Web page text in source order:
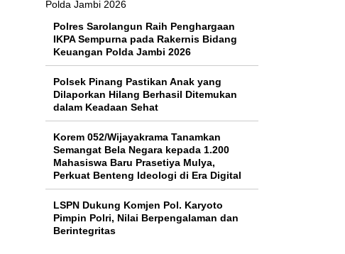
Polres Sarolangun Raih Penghargaan
IKPA Sempurna pada Rakernis Bidang
Keuangan Polda Jambi 2026
Polsek Pinang Pastikan Anak yang
Dilaporkan Hilang Berhasil Ditemukan
dalam Keadaan Sehat
Korem 052/Wijayakrama Tanamkan
Semangat Bela Negara kepada 1.200
Mahasiswa Baru Prasetiya Mulya,
Perkuat Benteng Ideologi di Era Digital
LSPN Dukung Komjen Pol. Karyoto
Pimpin Polri, Nilai Berpengalaman dan
Berintegritas